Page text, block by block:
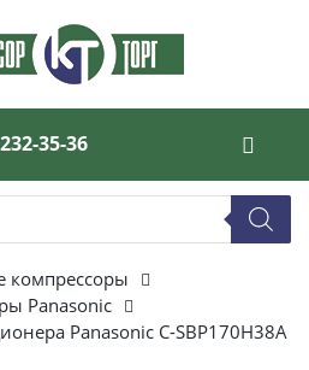
35-36
компрессоры
Panasonic
Panasonic C-SBP170H38A